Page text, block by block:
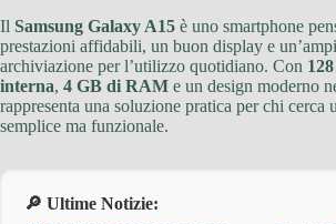
Il Samsung Galaxy A15 è uno smartphone
prestazioni affidabili, un buon display e
archiviazione per l’utilizzo quotidiano. Con
interna, 4 GB di RAM e un design moderno
rappresenta una soluzione pratica per chi cerca
semplice ma funzionale.
🔎 Ultime Notizie: